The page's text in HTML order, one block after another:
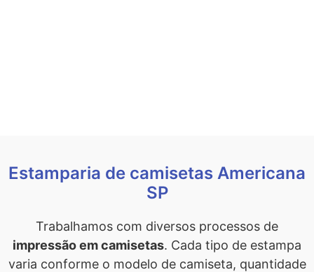
Estamparia de camisetas Americana
SP
Trabalhamos com diversos processos de
impressão em camisetas. Cada tipo de estampa
varia conforme o modelo de camiseta, quantidade